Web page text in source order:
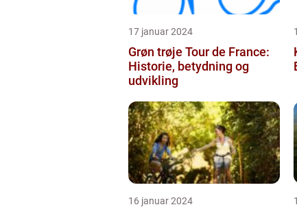
17 januar 2024
Grøn trøje Tour de France:
Historie, betydning og
udvikling
16 januar 2024